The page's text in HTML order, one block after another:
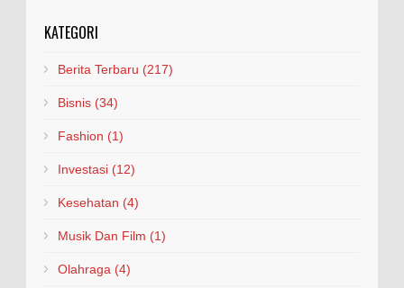
KATEGORI
Berita Terbaru (217)
Bisnis (34)
Fashion (1)
Investasi (12)
Kesehatan (4)
Musik Dan Film (1)
Olahraga (4)